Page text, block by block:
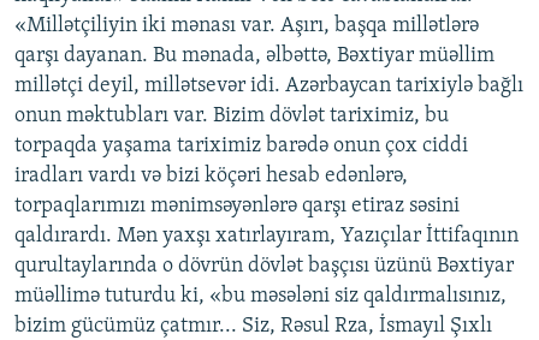
«Millətçiliyin iki mənası var. Aşırı, başqa millətlərə
qarşı dayanan. Bu mənada, əlbəttə, Bəxtiyar müəllim
millətçi deyil, millətsevər idi. Azərbaycan tarixiylə bağlı
onun məktubları var. Bizim dövlət tariximiz, bu
torpaqda yaşama tariximiz barədə onun çox ciddi
iradları vardı və bizi köçəri hesab edənlərə,
torpaqlarımızı mənimsəyənlərə qarşı etiraz səsini
qaldırardı. Mən yaxşı xatırlayıram, Yazıçılar İttifaqının
qurultaylarında o dövrün dövlət başçısı üzünü Bəxtiyar
müəllimə tuturdu ki, «bu məsələni siz qaldırmalısınız,
bizim gücümüz çatmır... Siz, Rəsul Rza, İsmayıl Şıxlı